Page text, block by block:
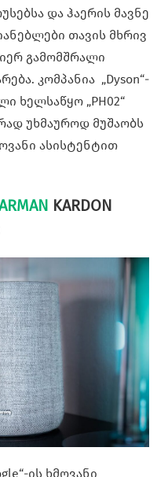
და ჰაერის მავნე
თავის მხრივ
გამომშრალი
კომპანია „Dyson“-
ხელსაწყო „PH02“
უხმაუროდ მუშაობს
ასისტენტით
KARDON
ის ხმოვანი